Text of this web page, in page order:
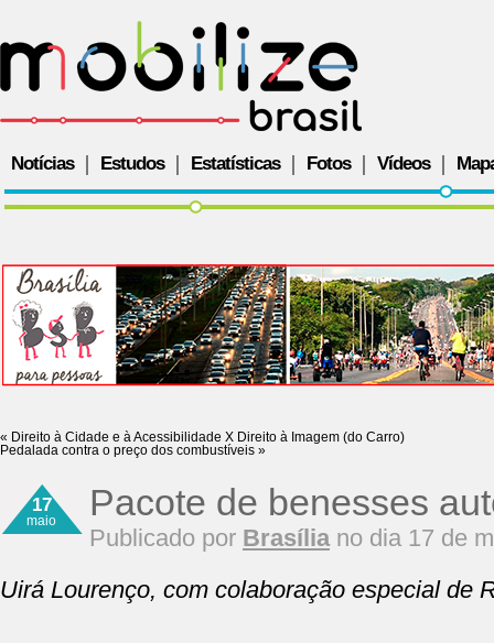
Notícias Estudos Estatísticas Fotos Vídeos
« Direito à Cidade e à Acessibilidade X Direito à Imagem (do Carro)
Pedalada contra o preço dos combustíveis »
17
maio Pacote de benesses
Publicado por Brasíliano dia 17 de
Uirá Lourenço, com colaboração especial de